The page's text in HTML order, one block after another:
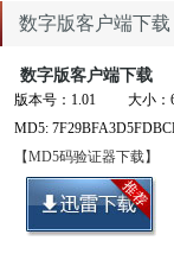
数字版客户端下载
数字版客户端下载
版本号：1.01 大小：
MD5:
【MD5码验证器下载】